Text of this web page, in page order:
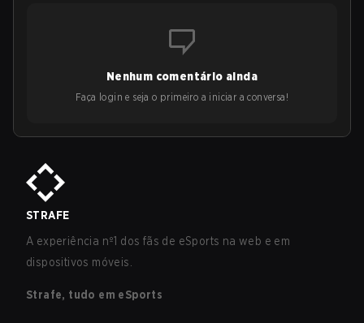
Nenhum comentário ainda
Faça login e seja o primeiro a iniciar a conversa!
STRAFE
A experiência nº1 dos fãs de eSports na web e em
dispositivos móveis.
Strafe, tudo em eSports